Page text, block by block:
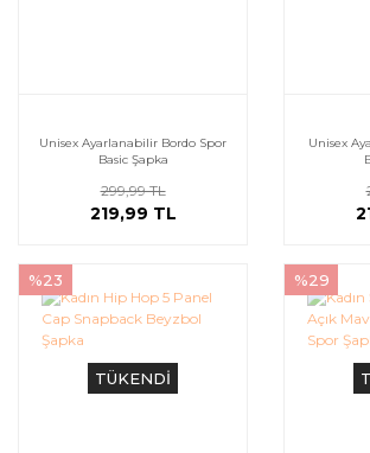
Unisex Ayarlanabilir Bordo Spor
Basic Şapka
299,99 TL
219,99 TL
Unisex
TÜKENDİ
%23 %29